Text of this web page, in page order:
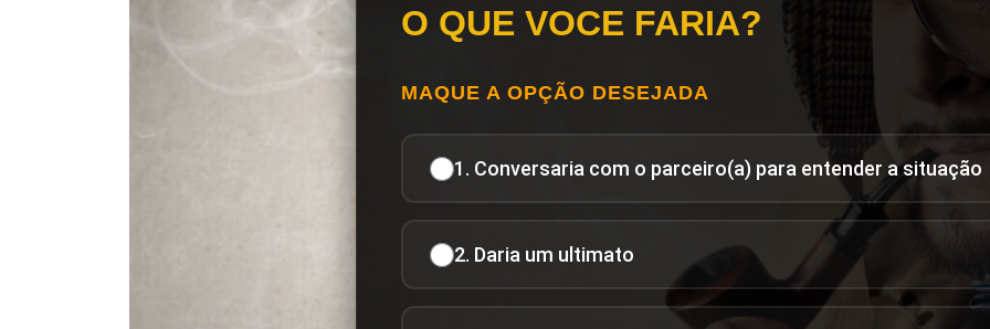
O QUE VOCE FARIA?
MAQUE A OPÇÃO DESEJADA
1. Conversaria com o parceiro(a) para entender a situação
2. Daria um ultimato